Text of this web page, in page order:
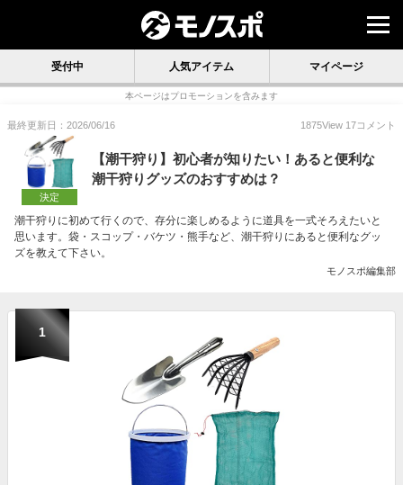
受付中 人気アイテム マイページ
本ページはプロモーションを含みます
最終更新日：2026/06/16 1875View 17コメント
決定
【潮干狩り】初心者が知りたい！あると便利な
潮干狩りグッズのおすすめは？
潮干狩りに初めて行くので、存分に楽しめるように道具を一式そろえたいと
思います。袋・スコップ・バケツ・熊手など、潮干狩りにあると便利なグッ
ズを教えて下さい。
モノスポ編集部
1